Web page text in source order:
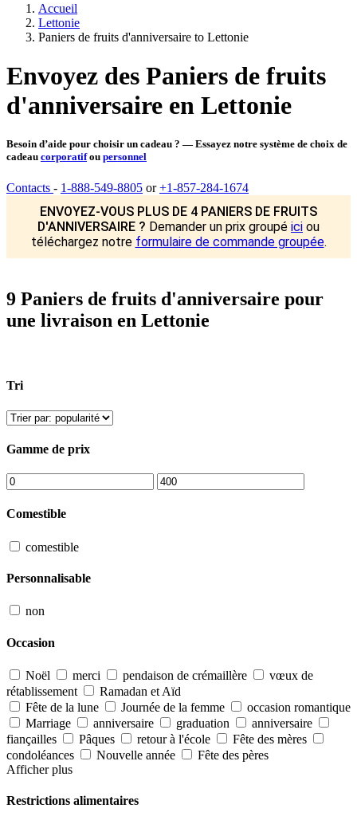
Accueil
Lettonie
Paniers de fruits d'anniversaire to Lettonie
Envoyez des Paniers de fruits
d'anniversaire en Lettonie
Besoin d’aide pour choisir un cadeau ? — Essayez notre système de choix de
cadeau corporatifou personnel
Contacts - 1-888-549-8805 or+1-857-284-1674
ENVOYEZ-VOUS PLUS DE 4 PANIERS DE FRUITS
D'ANNIVERSAIRE ? Demander un prix groupé ici ou
téléchargez notre formulaire de commande groupée.
9 Paniers de fruits d'anniversaire pour
une livraison en Lettonie
Tri
Gamme de prix
Comestible
comestible
Personnalisable
non
Occasion
Noël merci pendaison de crémaillère
vœux de
rétablissement
Ramadan et Aïd
Fête de la lune
Journée de la femme
occasion romantique
Marriage
anniversaire graduation
anniversaire
fiançailles
Pâques retour à l'école
Fête des mères
condoléances
Nouvelle année
Fête des pères
Afficher plus
Restrictions alimentaires